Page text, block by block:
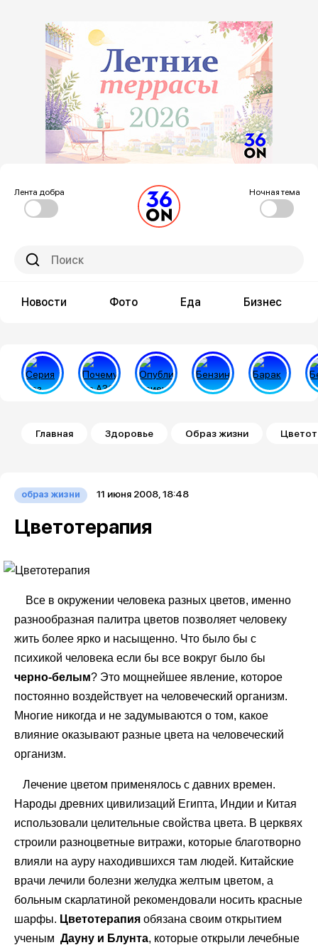
Лента добра Ночная тема
Новости Фото Еда Бизнес
Строка навигации
Главная Здоровье Образ жизни
образ жизни 11 июня 2008, 18:48
Цветотерапия
Все в окружении человека разных цветов, именно
разнообразная палитра цветов позволяет человеку
жить более ярко и насыщенно. Что было бы с
психикой человека если бы все вокруг было бы
черно-белым? Это мощнейшее явление, которое
постоянно воздействует на человеческий организм.
Многие никогда и не задумываются о том, какое
влияние оказывают разные цвета на человеческий
организм.
Лечение цветом применялось с давних времен.
Народы древних цивилизаций Египта, Индии и Китая
использовали целительные свойства цвета. В церквях
строили разноцветные витражи, которые благотворно
влияли на ауру находившихся там людей. Китайские
врачи лечили болезни желудка желтым цветом, а
больным скарлатиной рекомендовали носить красные
шарфы. Цветотерапия обязана своим открытием
ученым Дауну и Блунта, которые открыли лечебные